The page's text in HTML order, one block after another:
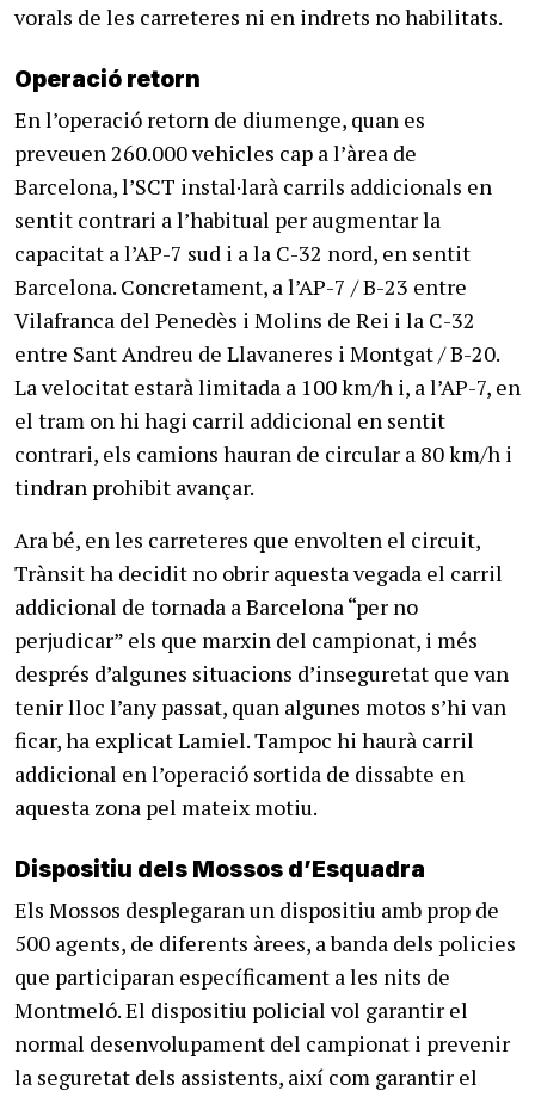
vorals de les carreteres ni en indrets no habilitats.
Operació retorn
En l’operació retorn de diumenge, quan es
preveuen 260.000 vehicles cap a l’àrea de
Barcelona, l’SCT instal·larà carrils addicionals en
sentit contrari a l’habitual per augmentar la
capacitat a l’AP-7 sud i a la C-32 nord, en sentit
Barcelona. Concretament, a l’AP-7 / B-23 entre
Vilafranca del Penedès i Molins de Rei i la C-32
entre Sant Andreu de Llavaneres i Montgat / B-20.
La velocitat estarà limitada a 100 km/h i, a l’AP-7, en
el tram on hi hagi carril addicional en sentit
contrari, els camions hauran de circular a 80 km/h i
tindran prohibit avançar.
Ara bé, en les carreteres que envolten el circuit,
Trànsit ha decidit no obrir aquesta vegada el carril
addicional de tornada a Barcelona “per no
perjudicar” els que marxin del campionat, i més
després d’algunes situacions d’inseguretat que van
tenir lloc l’any passat, quan algunes motos s’hi van
ficar, ha explicat Lamiel. Tampoc hi haurà carril
addicional en l’operació sortida de dissabte en
aquesta zona pel mateix motiu.
Dispositiu dels Mossos d’Esquadra
Els Mossos desplegaran un dispositiu amb prop de
500 agents, de diferents àrees, a banda dels policies
que participaran específicament a les nits de
Montmeló. El dispositiu policial vol garantir el
normal desenvolupament del campionat i prevenir
la seguretat dels assistents, així com garantir el